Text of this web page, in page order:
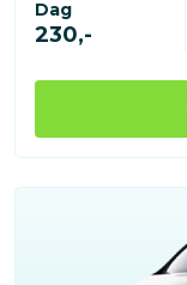
Dag
230,-